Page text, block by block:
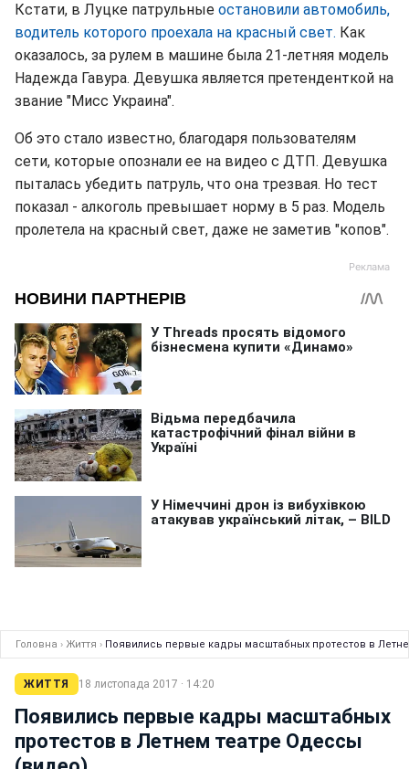
Кстати, в Луцке патрульные остановили автомобиль,
водитель которого проехала на красный свет. Как
оказалось, за рулем в машине была 21-летняя модель
Надежда Гавура. Девушка является претенденткой на
звание "Мисс Украина".
Об это стало известно, благодаря пользователям
сети, которые опознали ее на видео с ДТП. Девушка
пыталась убедить патруль, что она трезвая. Но тест
показал - алкоголь превышает норму в 5 раз. Модель
пролетела на красный свет, даже не заметив "копов".
Головна › Життя › Появились первые кадры масштабных протестов в
ЖИТТЯ 18 листопада 2017 · 14:20
Появились первые кадры масштабных
протестов в Летнем театре Одессы